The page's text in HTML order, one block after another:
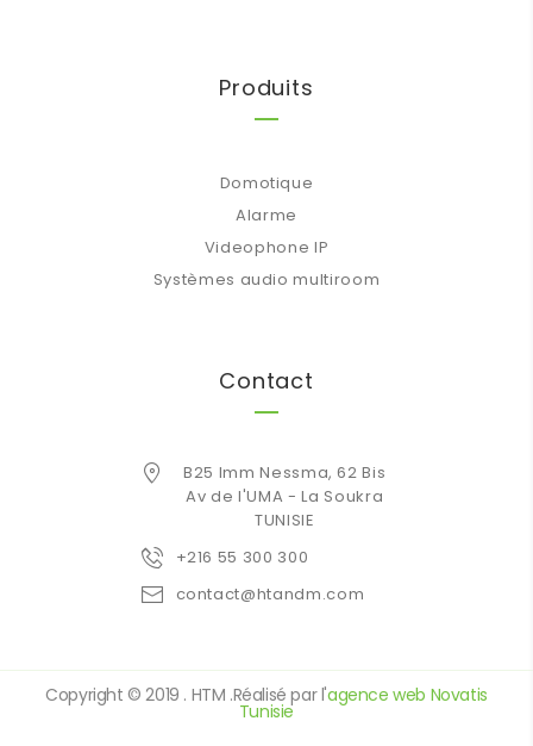
Produits
Domotique
Alarme
Videophone IP
Systèmes audio multiroom
Contact
B25 Imm Nessma, 62 Bis
Av de l'UMA - La Soukra
TUNISIE
+216 55 300 300
contact@htandm.com
Copyright © 2019 . HTM .Réalisé par l'agence web Novatis
Tunisie